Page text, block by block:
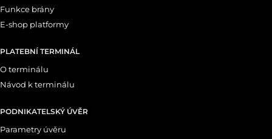
Funkce brány
E-shop platformy
PLATEBNÍ TERMINÁL
O terminálu
Návod k terminálu
PODNIKATELSKÝ ÚVĚR
Parametry úvěru